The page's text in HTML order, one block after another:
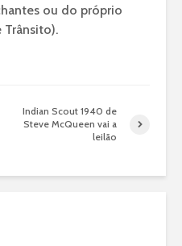
ou do próprio
Trânsito).
Indian Scout 1940 de
Steve McQueen vai a
leilão